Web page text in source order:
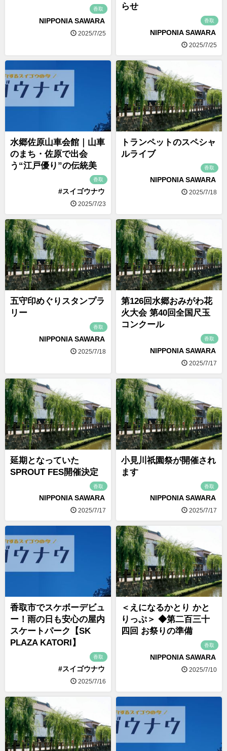
香取
NIPPONIA SAWARA
2025/7/25
らせ
香取
NIPPONIA SAWARA
2025/7/25
水郷佐原山車会館｜山車
のまち・佐原で出会
う“江戸優り”の伝統美
香取
#スイゴウナウ
2025/7/23
トランペットのスペシャ
ルライブ
香取
NIPPONIA SAWARA
2025/7/18
五守印めぐりスタンプラ
リー
香取
NIPPONIA SAWARA
2025/7/18
第126回水郷おみがわ花
火大会 第40回全国尺玉
コンクール
香取
NIPPONIA SAWARA
2025/7/17
延期となっていた
SPROUT FES開催決定
香取
NIPPONIA SAWARA
2025/7/17
小見川祇園祭が開催され
ます
香取
NIPPONIA SAWARA
2025/7/17
香取市でスケボーデビュ
ー！雨の日も安心の屋内
スケートパーク【SK
PLAZA KATORI】
香取
#スイゴウナウ
2025/7/16
＜えになるかとり かと
りっぷ＞ ◆第二百三十
四回 お祭りの準備
香取
NIPPONIA SAWARA
2025/7/10